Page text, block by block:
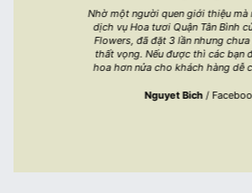
Nhờ một người quen giới thiệu mà
dịch vụ Hoa tươi Quận Tân Bình
Flowers, đã đặt 3 lần nhưng
thất vọng. Nếu được thì các bạn
hoa hơn nửa cho khách hàng dễ
Nguyet Bich /